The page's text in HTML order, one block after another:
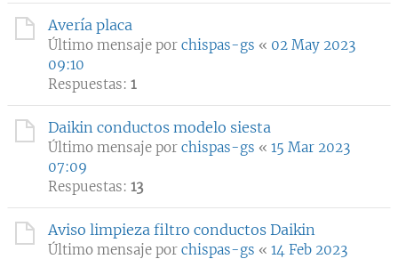
Avería placa
Último mensaje por chispas-gs « 02 May 2023
09:10
Respuestas: 1
Daikin conductos modelo siesta
Último mensaje por chispas-gs « 15 Mar 2023
07:09
Respuestas: 13
Aviso limpieza filtro conductos Daikin
Último mensaje por chispas-gs « 14 Feb 2023